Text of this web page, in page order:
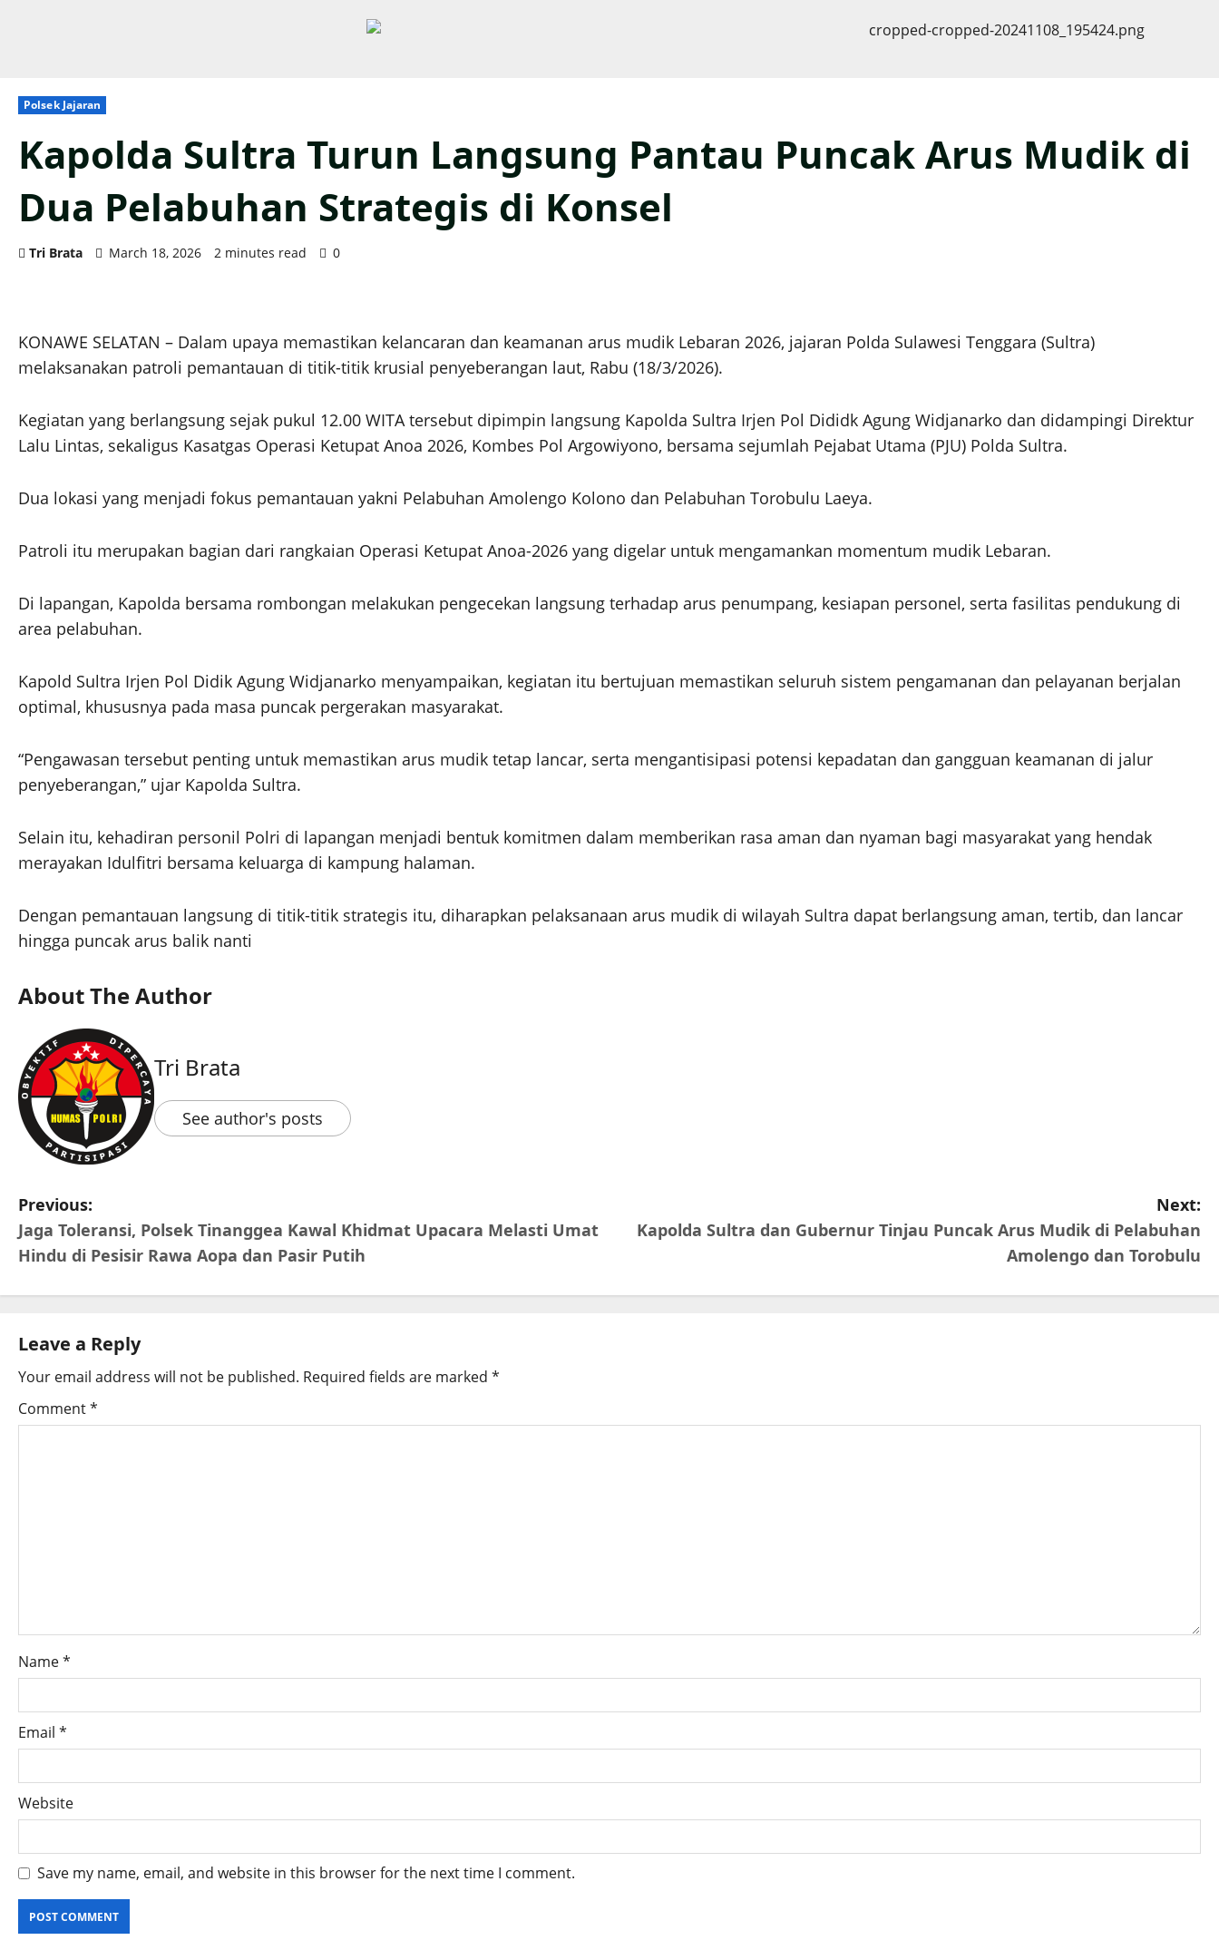
Polsek Jajaran
Kapolda Sultra Turun Langsung Pantau Puncak Arus Mudik di
Dua Pelabuhan Strategis di Konsel
Tri Brata March 18, 2026 2 minutes read 0
KONAWE SELATAN – Dalam upaya memastikan kelancaran dan keamanan arus mudik Lebaran 2026, jajaran Polda Sulawesi Tenggara (Sultra)
melaksanakan patroli pemantauan di titik-titik krusial penyeberangan laut, Rabu (18/3/2026).
Kegiatan yang berlangsung sejak pukul 12.00 WITA tersebut dipimpin langsung Kapolda Sultra Irjen Pol Dididk Agung Widjanarko dan didampingi Direktur
Lalu Lintas, sekaligus Kasatgas Operasi Ketupat Anoa 2026, Kombes Pol Argowiyono, bersama sejumlah Pejabat Utama (PJU) Polda Sultra.
Dua lokasi yang menjadi fokus pemantauan yakni Pelabuhan Amolengo Kolono dan Pelabuhan Torobulu Laeya.
Patroli itu merupakan bagian dari rangkaian Operasi Ketupat Anoa-2026 yang digelar untuk mengamankan momentum mudik Lebaran.
Di lapangan, Kapolda bersama rombongan melakukan pengecekan langsung terhadap arus penumpang, kesiapan personel, serta fasilitas pendukung di
area pelabuhan.
Kapold Sultra Irjen Pol Didik Agung Widjanarko menyampaikan, kegiatan itu bertujuan memastikan seluruh sistem pengamanan dan pelayanan berjalan
optimal, khususnya pada masa puncak pergerakan masyarakat.
“Pengawasan tersebut penting untuk memastikan arus mudik tetap lancar, serta mengantisipasi potensi kepadatan dan gangguan keamanan di jalur
penyeberangan,” ujar Kapolda Sultra.
Selain itu, kehadiran personil Polri di lapangan menjadi bentuk komitmen dalam memberikan rasa aman dan nyaman bagi masyarakat yang hendak
merayakan Idulfitri bersama keluarga di kampung halaman.
Dengan pemantauan langsung di titik-titik strategis itu, diharapkan pelaksanaan arus mudik di wilayah Sultra dapat berlangsung aman, tertib, dan lancar
hingga puncak arus balik nanti
About The Author
Tri Brata
See author's posts
Previous:
Jaga Toleransi, Polsek Tinanggea Kawal Khidmat Upacara Melasti Umat
Hindu di Pesisir Rawa Aopa dan Pasir Putih
Next:
Kapolda Sultra dan Gubernur Tinjau Puncak Arus Mudik di Pelabuhan
Amolengo dan Torobulu
Leave a Reply
Your email address will not be published. Required fields are marked *
Comment*
Name*
Email *
Website
Save my name, email, and website in this browser for the next time I comment.